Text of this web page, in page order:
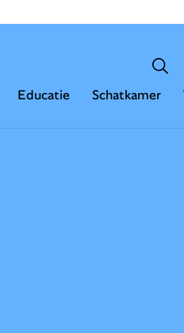
Educatie Schatkamer